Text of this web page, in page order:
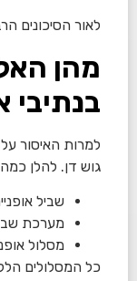
לאור הסיכונים
מהן
בנתיבי
למרות האיסור על
גוש דן. להלן כמה
שביל
מערכת
מסלול
כל המסלולים